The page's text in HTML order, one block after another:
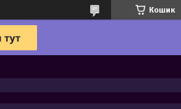
Кошик